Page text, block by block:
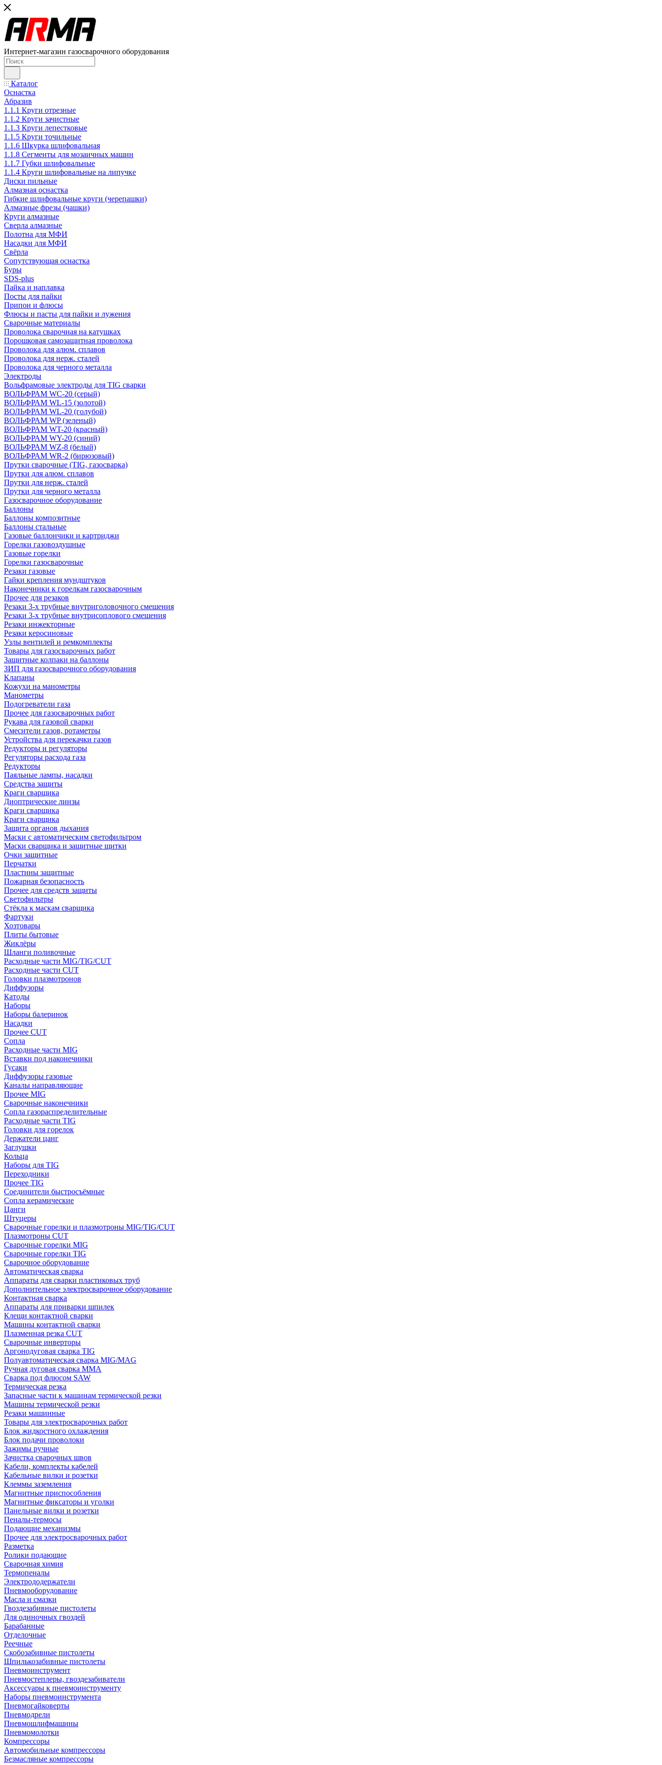
Интернет-магазин газосварочного оборудования
Каталог
Оснастка
Абразив
1.1.1 Круги отрезные
1.1.2 Круги зачистные
1.1.3 Круги лепестковые
1.1.5 Круги точильные
1.1.6 Шкурка шлифовальная
1.1.8 Сегменты для мозаичных машин
1.1.7 Губки шлифовальные
1.1.4 Круги шлифовальные на липучке
Диски пильные
Алмазная оснастка
Гибкие шлифовальные круги (черепашки)
Алмазные фрезы (чашки)
Круги алмазные
Сверла алмазные
Полотна для МФИ
Насадки для МФИ
Свёрла
Сопутствующая оснастка
Буры
SDS-plus
Пайка и наплавка
Посты для пайки
Припои и флюсы
Флюсы и пасты для пайки и лужения
Сварочные материалы
Проволока сварочная на катушках
Порошковая самозащитная проволока
Проволока для алюм. сплавов
Проволока для нерж. сталей
Проволока для черного металла
Электроды
Вольфрамовые электроды для TIG сварки
ВОЛЬФРАМ WC-20 (серый)
ВОЛЬФРАМ WL-15 (золотой)
ВОЛЬФРАМ WL-20 (голубой)
ВОЛЬФРАМ WP (зеленый)
ВОЛЬФРАМ WT-20 (красный)
ВОЛЬФРАМ WY-20 (синий)
ВОЛЬФРАМ WZ-8 (белый)
ВОЛЬФРАМ WR-2 (бирюзовый)
Прутки сварочные (TIG, газосварка)
Прутки для алюм. сплавов
Прутки для нерж. сталей
Прутки для черного металла
Газосварочное оборудование
Баллоны
Баллоны композитные
Баллоны стальные
Газовые баллончики и картриджи
Горелки газовоздушные
Газовые горелки
Горелки газосварочные
Резаки газовые
Гайки крепления мундштуков
Наконечники к горелкам газосварочным
Прочее для резаков
Резаки 3-х трубные внутриголовочного смешения
Резаки 3-х трубные внутрисоплового смешения
Резаки инжекторные
Резаки керосиновые
Узлы вентилей и ремкомплекты
Товары для газосварочных работ
Защитные колпаки на баллоны
ЗИП для газосварочного оборудования
Клапаны
Кожухи на манометры
Манометры
Подогреватели газа
Прочее для газосварочных работ
Рукава для газовой сварки
Смесители газов, ротаметры
Устройства для перекачки газов
Редукторы и регуляторы
Регуляторы расхода газа
Редукторы
Паяльные лампы, насадки
Средства защиты
Краги сварщика
Диоптрические линзы
Краги сварщика
Краги сварщика
Защита органов дыхания
Маски с автоматическим светофильтром
Маски сварщика и защитные щитки
Очки защитные
Перчатки
Пластины защитные
Пожарная безопасность
Прочее для средств защиты
Светофильтры
Стёкла к маскам сварщика
Фартуки
Хозтовары
Плиты бытовые
Жиклёры
Шланги поливочные
Расходные части MIG/TIG/CUT
Расходные части CUT
Головки плазмотронов
Диффузоры
Катоды
Наборы
Наборы балеринок
Насадки
Прочее CUT
Сопла
Расходные части MIG
Вставки под наконечники
Гусаки
Диффузоры газовые
Каналы направляющие
Прочее MIG
Сварочные наконечники
Сопла газораспределительные
Расходные части TIG
Головки для горелок
Держатели цанг
Заглушки
Кольца
Наборы для TIG
Переходники
Прочее TIG
Соединители быстросъёмные
Сопла керамические
Цанги
Штуцеры
Сварочные горелки и плазмотроны MIG/TIG/CUT
Плазмотроны CUT
Сварочные горелки MIG
Сварочные горелки TIG
Сварочное оборудование
Автоматическая сварка
Аппараты для сварки пластиковых труб
Дополнительное электросварочное оборудование
Контактная сварка
Аппараты для приварки шпилек
Клещи контактной сварки
Машины контактной сварки
Плазменная резка CUT
Сварочные инверторы
Аргонодуговая сварка TIG
Полуавтоматическая сварка MIG/MAG
Ручная дуговая сварка MMA
Сварка под флюсом SAW
Термическая резка
Запасные части к машинам термической резки
Машины термической резки
Резаки машинные
Товары для электросварочных работ
Блок жидкостного охлаждения
Блок подачи проволоки
Зажимы ручные
Зачистка сварочных швов
Кабели, комплекты кабелей
Кабельные вилки и розетки
Клеммы заземления
Магнитные приспособления
Магнитные фиксаторы и уголки
Панельные вилки и розетки
Пеналы-термосы
Подающие механизмы
Прочее для электросварочных работ
Разметка
Ролики подающие
Сварочная химия
Термопеналы
Электрододержатели
Пневмооборудование
Масла и смазки
Гвоздезабивные пистолеты
Для одиночных гвоздей
Барабанные
Отделочные
Реечные
Скобозабивные пистолеты
Шпилькозабивные пистолеты
Пневмоинструмент
Пневмостеплеры, гвоздезабиватели
Аксессуары к пневмоинструменту
Наборы пневмоинструмента
Пневмогайковерты
Пневмодрели
Пневмошлифмашины
Пневмомолотки
Компрессоры
Автомобильные компрессоры
Безмасляные компрессоры